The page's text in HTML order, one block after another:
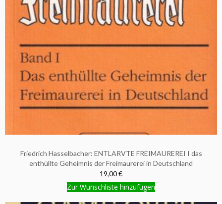
Friedrich Hasselbacher: ENTLARVTE FREIMAUREREI I das
enthüllte Geheimnis der Freimaurerei in Deutschland
19,00 €
Zur Wunschliste hinzufügen